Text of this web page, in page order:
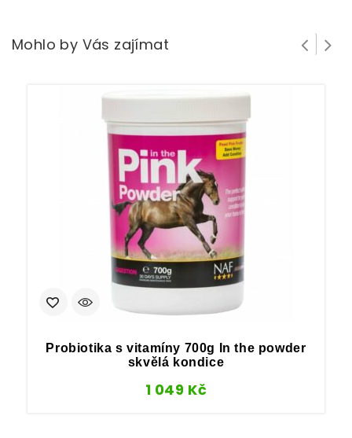
Mohlo by Vás zajímat
Probiotika s vitamíny 700g In the powder
skvělá kondice
1 049 Kč